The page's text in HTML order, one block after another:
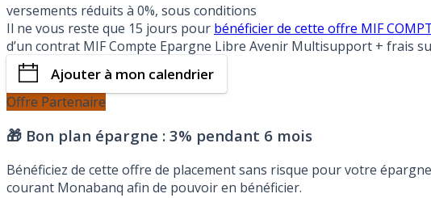
versements réduits à 0%, sous conditions
Il ne vous reste que 15 jours pour bénéficier de cette offre MIF
d’un contrat MIF Compte Epargne Libre Avenir Multisupport + frais
Ajouter à mon calendrier
Offre Partenaire
🎁 Bon plan épargne : 3% pendant 6 mois
Bénéficiez de cette offre de placement sans risque pour votre
courant Monabanq afin de pouvoir en bénéficier.